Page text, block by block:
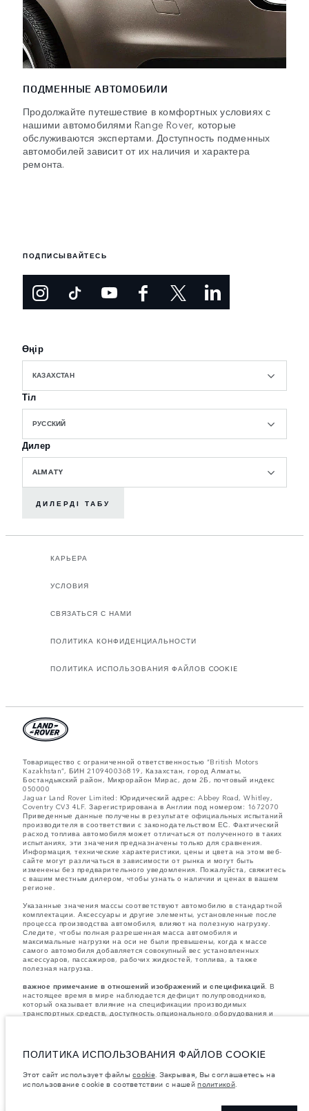
ПОДМЕННЫЕ АВТОМОБИЛИ
Продолжайте путешествие в комфортных условиях с
нашими автомобилями Range Rover, которые
обслуживаются экспертами. Доступность подменных
автомобилей зависит от их наличия и характера
ремонта.
ПОДПИСЫВАЙТЕСЬ
Өңір
КАЗАХСТАН
Тіл
РУССКИЙ
Дилер
ALMATY
ДИЛЕРДІ ТАБУ
КАРЬЕРА
УСЛОВИЯ
СВЯЗАТЬСЯ С НАМИ
ПОЛИТИКА КОНФИДЕНЦИАЛЬНОСТИ
ПОЛИТИКА ИСПОЛЬЗОВАНИЯ ФАЙЛОВ COOKIE
Товарищество с ограниченной ответственностью “British Motors
Kazakhstan”, БИН 210940036819, Казахстан, город Алматы,
Бостандыкский район, Микрорайон Мирас, дом 2Б, почтовый индекс
050000
Jaguar Land Rover Limited: Юридический адрес: Abbey Road, Whitley,
Coventry CV3 4LF. Зарегистрирована в Англии под номером: 1672070
Приведенные данные получены в результате официальных испытаний
производителя в соответствии с законодательством ЕС. Фактический
расход топлива автомобиля может отличаться от полученного в таких
испытаниях, эти значения предназначены только для сравнения.
Информация, технические характеристики, цены и цвета на этом веб-
сайте могут различаться в зависимости от рынка и могут быть
изменены без предварительного уведомления. Пожалуйста, свяжитесь
с вашим местным дилером, чтобы узнать о наличии и ценах в вашем
регионе.
Указанные значения массы соответствуют автомобилю в стандартной
комплектации. Аксессуары и другие элементы, установленные после
процесса производства автомобиля, влияют на полезную нагрузку.
Следите, чтобы полная разрешенная масса автомобиля и
максимальные нагрузки на оси не были превышены, когда к массе
самого автомобиля добавляется совокупный вес установленных
аксессуаров, пассажиров, рабочих жидкостей, топлива, а также
полезная нагрузка.
важное примечание в отношений изображений и спецификаций. В
настоящее время в мире наблюдается дефицит полупроводников,
который оказывает влияние на спецификации производимых
транспортных средств, доступность опционального оборудования и
цветовым схемам автомобилей. Подробную информацию о
действующих ограничениях уточняйте у авторизованных дилеров.
Указанные цены включают налог на добавленную стоимость (НДС).
Цены действительны только для моделей 2026 года.
ПОЛИТИКА ИСПОЛЬЗОВАНИЯ ФАЙЛОВ COOKIE
Этот сайт использует файлыcookie. Закрывая, Вы соглашаетесь на
использование cookie в соответствии с нашейполитикой.